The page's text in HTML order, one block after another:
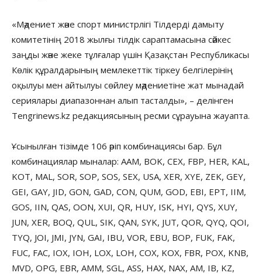
«Мәдениет және спорт министрлігі Тілдерді дамыту
комитетінің 2018 жылғы тілдік сараптамасына сәйкес
заңды және жеке тұлғалар үшін Қазақстан Республикасы
Көлік құралдарының мемлекеттік тіркеу белгілерінің
оқылуы мен айтылуы сөйлеу мәдениетіне жат мынадай
сериялары диапазоннан алып тасталды», – делінген
Tengrinews.kz редакциясының ресми сұрауына жауапта.
Ұсынылған тізімде 106 әріп комбинациясы бар. Бұл
комбинациялар мыналар: AAM, BOK, CEX, FBP, HER, KAL,
KOT, MAL, SOR, SOP, SOS, SEX, USA, XER, XYE, ZEK, GEY,
GEI, GAY, JID, GON, GAD, CON, QUM, GOD, EBI, EPT, IIM,
GOS, IIN, QAS, OON, XUI, QR, HUY, ISK, HYI, QYS, XUY,
JUN, XER, BOQ, QUL, SIK, QAN, SYK, JUT, QOR, QYQ, QOI,
TYQ, JOI, JMI, JYN, GAI, IBU, VOR, EBU, BOP, FUK, FAK,
FUC, FAC, IOX, IOH, LOX, LOH, COX, KOX, FBR, POX, KNB,
MVD, OPG, EBR, AMM, SGL, ASS, HAX, NAX, AM, IB, KZ,